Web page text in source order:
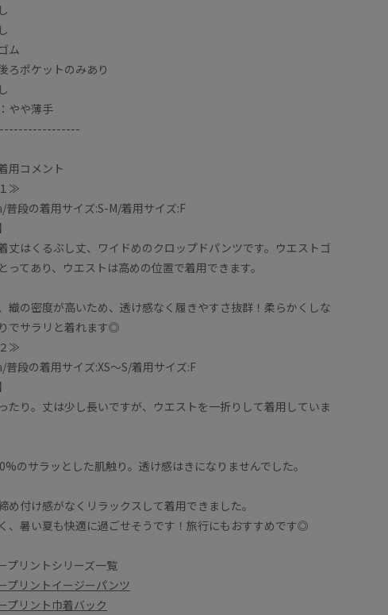
り目のシルエットです。
が隠れる長さ。ウエスト位置が調整出来るので、フラッ
てお召し頂けます。
に細めの糸が使われた上質なコットン生地です。リバティプ
でもあります。 薄くて軽くしなやかで、柔らかな肌触りが
良い素材感で、暑い夏でも涼しく着られます。
ウエストゴムなのでストレスフリーの履き心地。
宿
着用サイズ : F
カラー : ブラック系 (03)
ム
ろポケットのみあり
やや薄手
用コメント
≫
普段の着用サイズ:S-M/着用サイズ:F
丈はくるぶし丈、ワイドめのクロップドパンツです。ウエストゴ
ってあり、ウエストは高めの位置で着用できます。
織の密度が高いため、透け感なく履きやすさ抜群！柔らかくしな
でサラリと着れます◎
≫
普段の着用サイズ:XS〜S/着用サイズ:F
たり。丈は少し長いですが、ウエストを一折りして着用していま
のサラッとした肌触り。透け感はきになりませんでした。
め付け感がなくリラックスして着用できました。
、暑い夏も快適に過ごせそうです！旅行にもおすすめです◎
プリントシリーズ一覧
プリントイージーパンツ
プリント巾着バック